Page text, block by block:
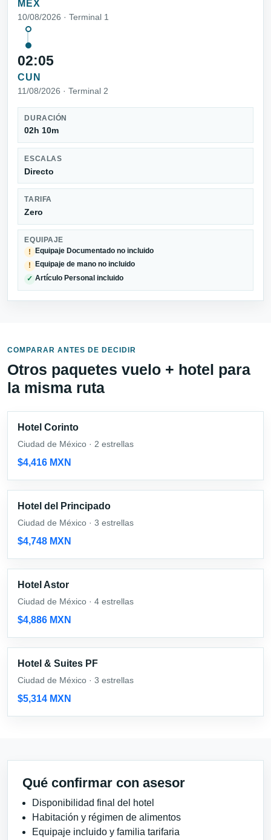
MEX
10/08/2026 · Terminal 1
02:05
CUN
11/08/2026 · Terminal 2
DURACIÓN
02h 10m
ESCALAS
Directo
TARIFA
Zero
EQUIPAJE
!
Equipaje Documentado no incluido
! Equipaje de mano no incluido
✓ Artículo Personal incluido
COMPARAR ANTES DE DECIDIR
Otros paquetes vuelo + hotel para
la misma ruta
Hotel Corinto
Ciudad de México · 2 estrellas
$4,416 MXN
Hotel del Principado
Ciudad de México · 3 estrellas
$4,748 MXN
Hotel Astor
Ciudad de México · 4 estrellas
$4,886 MXN
Hotel & Suites PF
Ciudad de México · 3 estrellas
$5,314 MXN
Qué confirmar con asesor
Disponibilidad final del hotel
Habitación y régimen de alimentos
Equipaje incluido y familia tarifaria